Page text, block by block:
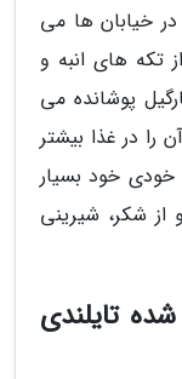
خیابان ها می
تکه های انبه و
پوشانده می
را در غذا بیشتر
خودی خود بسیار
شکر، شیرینی
تایلندی